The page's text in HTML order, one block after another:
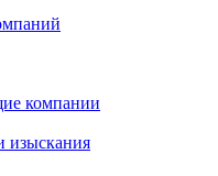
компании
изыскания